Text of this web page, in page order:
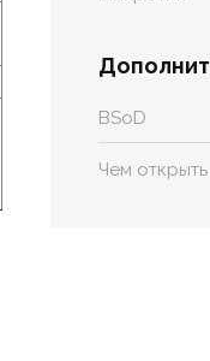
BSoD
Чем